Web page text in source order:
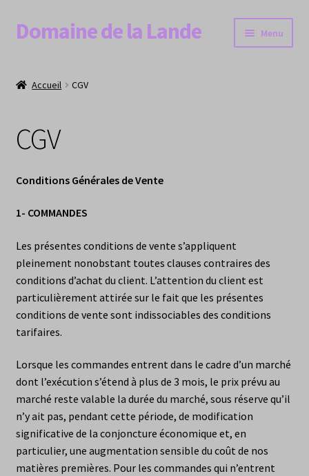
Aller
à
navigation
Aller
au
Domaine de la Lande Menu
𝗕𝗢𝗨𝗧𝗜𝗤𝗨𝗘
𝗔𝗖𝗧𝗨𝗔𝗟𝗜𝗧𝗘𝗦
𝗖𝗢𝗡𝗧𝗔𝗖𝗧
Accueil CGV
CGV
Conditions Générales de Vente
1- COMMANDES
Les présentes conditions de vente s’appliquent
pleinement nonobstant toutes clauses contraires des
conditions d’achat du client. L’attention du client est
particulièrement attirée sur le fait que les présentes
conditions de vente sont indissociables des conditions
tarifaires.
Lorsque les commandes entrent dans le cadre d’un marché
dont l’exécution s’étend à plus de 3 mois, le prix prévu au
marché reste valable la durée du marché, sous réserve qu’il
n’y ait pas, pendant cette période, de modification
significative de la conjoncture économique et, en
particulier, une augmentation sensible du coût de nos
matières premières. Pour les commandes qui n’entrent